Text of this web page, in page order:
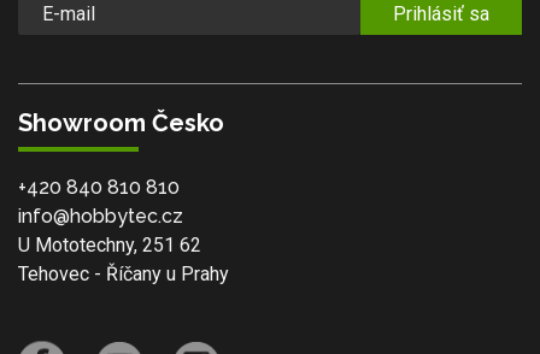
Prihlásiť sa
Showroom Česko
+420 840 810 810
info@hobbytec.cz
U Mototechny, 251 62
Tehovec - Říčany u Prahy